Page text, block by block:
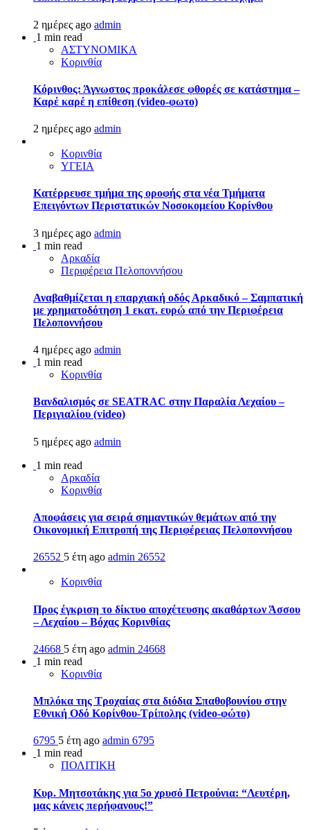
2 ημέρες ago admin
1 min read
ΑΣΤΥΝΟΜΙΚΑ
Κορινθία
Κόρινθος: Άγνωστος προκάλεσε φθορές σε κατάστημα –
Καρέ καρέ η επίθεση (video-φωτο)
2 ημέρες ago admin
Κορινθία
ΥΓΕΙΑ
Kατέρρευσε τμήμα της οροφής στα νέα Τμήματα
Επειγόντων Περιστατικών Νοσοκομείου Κορίνθου
3 ημέρες ago admin
1 min read
Αρκαδία
Περιφέρεια Πελοποννήσου
Αναβαθμίζεται η επαρχιακή οδός Αρκαδικό – Σαμπατική
με χρηματοδότηση 1 εκατ. ευρώ από την Περιφέρεια
Πελοποννήσου
4 ημέρες ago admin
1 min read
Κορινθία
Βανδαλισμός σε SEATRAC στην Παραλία Λεχαίου –
Περιγιαλίου (video)
5 ημέρες ago admin
1 min read
Αρκαδία
Κορινθία
Αποφάσεις για σειρά σημαντικών θεμάτων από την
Οικονομική Επιτροπή της Περιφέρειας Πελοποννήσου
26552 5 έτη ago admin 26552
Κορινθία
Προς έγκριση το δίκτυο αποχέτευσης ακαθάρτων Άσσου
– Λεχαίου – Βόχας Κορινθίας
24668 5 έτη ago admin 24668
1 min read
Κορινθία
Μπλόκα της Τροχαίας στα διόδια Σπαθοβουνίου στην
Εθνική Οδό Κορίνθου-Τρίπολης (video-φώτο)
6795 5 έτη ago admin 6795
1 min read
ΠΟΛΙΤΙΚΗ
Κυρ. Μητσοτάκης για 5ο χρυσό Πετρούνια: “Λευτέρη,
μας κάνεις περήφανους!”